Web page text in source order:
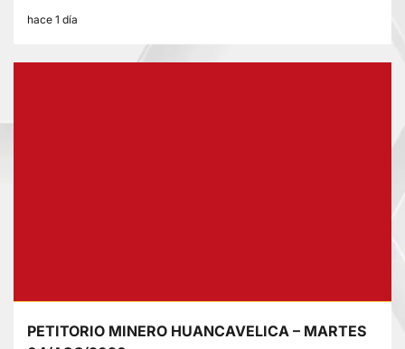
hace 1 día
PETITORIO MINERO HUANCAVELICA – MARTES